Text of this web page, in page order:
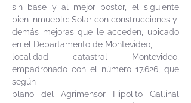
sin base y al mejor postor, el siguiente
bien inmueble: Solar con construcciones y
demás mejoras que le acceden, ubicado
en el Departamento de Montevideo,
localidad catastral Montevideo,
empadronado con el número 17.626, que
según
plano del Agrimensor Hipolito Gallinal